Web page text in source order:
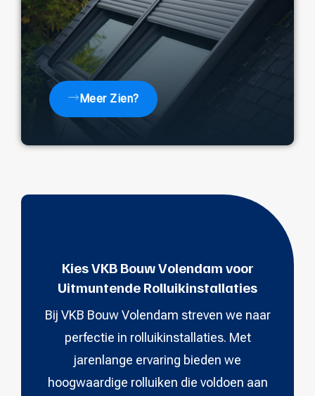
Meer Zien?
Kies VKB Bouw Volendam voor
Uitmuntende Rolluikinstallaties
Bij VKB Bouw Volendam streven we naar
perfectie in rolluikinstallaties. Met
jarenlange ervaring bieden we
hoogwaardige rolluiken die voldoen aan